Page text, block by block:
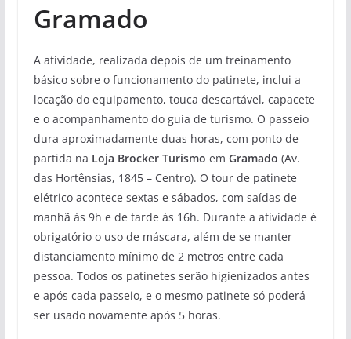
Gramado
A atividade, realizada depois de um treinamento
básico sobre o funcionamento do patinete, inclui a
locação do equipamento, touca descartável, capacete
e o acompanhamento do guia de turismo. O passeio
dura aproximadamente duas horas, com ponto de
partida na Loja Brocker Turismo em Gramado (Av.
das Hortênsias, 1845 – Centro). O tour de patinete
elétrico acontece sextas e sábados, com saídas de
manhã às 9h e de tarde às 16h. Durante a atividade é
obrigatório o uso de máscara, além de se manter
distanciamento mínimo de 2 metros entre cada
pessoa. Todos os patinetes serão higienizados antes
e após cada passeio, e o mesmo patinete só poderá
ser usado novamente após 5 horas.